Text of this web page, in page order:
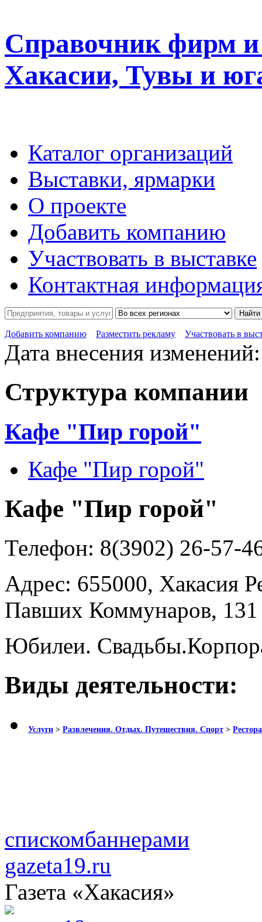
Справочник фирм и
Хакасии, Тувы и
Каталог организаций
Выставки, ярмарки
О проекте
Добавить компанию
Участвовать в выставке
Контактная
Найти
Добавить компанию Разместить рекламу Участвовать в
Дата внесения
Структура компании
Кафе "Пир горой"
Кафе "Пир горой"
Кафе "Пир горой"
Телефон: 8(3902) 26-57-
Адрес: 655000, Хакасия
Павших Коммунаров, 131
Юбилеи.
Виды деятельности:
Услуги > Развлечения. Отдых. Путешествия. Спорт >
спискомбаннерами
gazeta19.ru
Газета «Хакасия»